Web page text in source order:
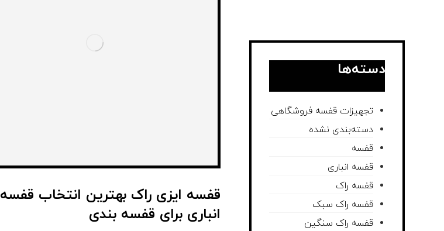
قفسه ایزی راک بهترین انتخاب قفسه
انباری برای قفسه بندی
دسته‌ها
تجهیزات قفسه فروشگاهی
دسته‌بندی نشده
قفسه
قفسه انباری
قفسه راک
قفسه راک سبک
قفسه راک سنگین